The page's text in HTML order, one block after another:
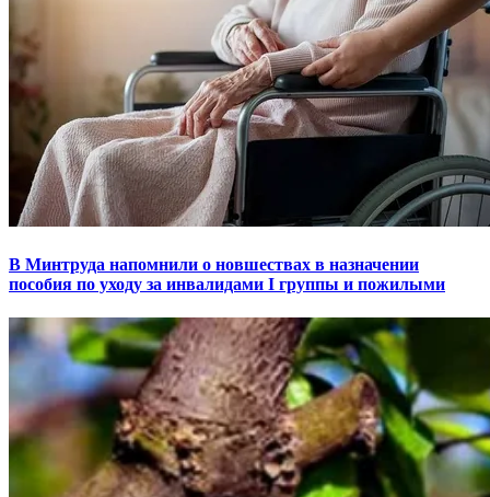
В Минтруда напомнили о новшествах в назначении
пособия по уходу за инвалидами I группы и пожилыми